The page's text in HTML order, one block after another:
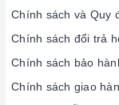
Chính sách và Quy
Chính sách đổi trả
Chính sách bảo
Chính sách giao